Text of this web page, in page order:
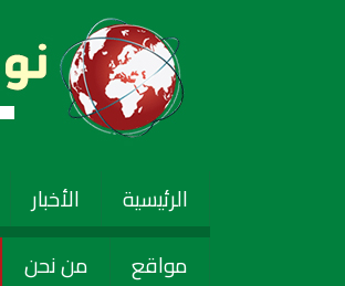
الرئيسية الأخبار
مواقع
من نحن